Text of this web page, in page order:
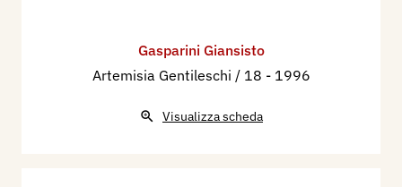
Gasparini Giansisto
Artemisia Gentileschi / 18 - 1996
Visualizza scheda